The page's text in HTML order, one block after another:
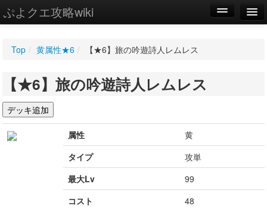
ぷよクエ攻略wiki
WIKI
設定
Top / 黄属性★6 / 【★6】旅の吟遊詩人レムレス
【★6】旅の吟遊詩人レムレス
属性
黄
タイプ
攻単
最大Lv
99
コスト
48